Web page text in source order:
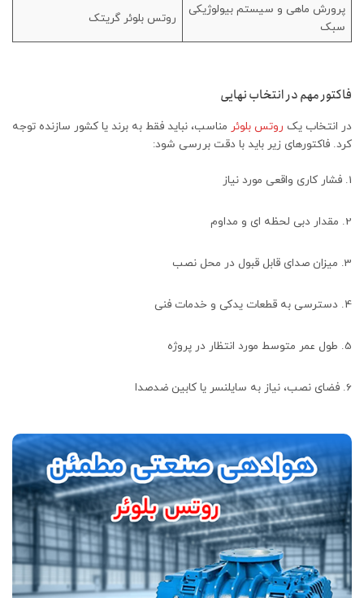
پرورش ماهی و سیستم بیولوژیکی
سبک
روتس بلوئر گریتک
فاکتور مهم در انتخاب نهایی
در انتخاب یک روتس بلوئر مناسب، نباید فقط به برند یا کشور سازنده توجه
کرد. فاکتورهای زیر باید با دقت بررسی شود:
فشار کاری واقعی مورد نیاز
مقدار دبی لحظه‌ ای و مداوم
میزان صدای قابل‌ قبول در محل نصب
دسترسی به قطعات یدکی و خدمات فنی
طول عمر متوسط مورد انتظار در پروژه
فضای نصب، نیاز به سایلنسر یا کابین ضدصدا